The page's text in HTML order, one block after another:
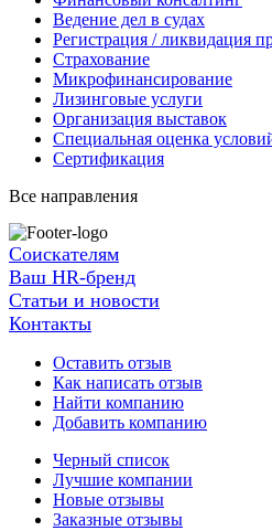
Ведение дел в судах
Регистрация / ликвидация
Страхование
Микрофинансирование
Лизинговые услуги
Организация выставок
Специальная оценка
Сертификация
Все направления
Соискателям
Ваш HR-бренд
Статьи и новости
Контакты
Оставить отзыв
Как написать отзыв
Найти компанию
Добавить компанию
Черный список
Лучшие компании
Новые отзывы
Заказные отзывы